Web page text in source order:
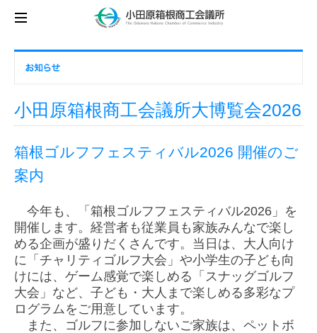
小田原箱根商工会議所大博覧会2026
箱根ゴルフフェスティバル2026 開催のご
案内
今年も、「箱根ゴルフフェスティバル2026」を
開催します。経営者も従業員も家族みんなで楽し
める企画が盛りだくさんです。当日は、大人向け
に「チャリティゴルフ大会」や小学生の子ども向
けには、ゲーム感覚で楽しめる「スナッグゴルフ
大会」など、子ども・大人まで楽しめる多彩なプ
ログラムをご用意しています。
また、ゴルフに参加しないご家族は、ペットボ